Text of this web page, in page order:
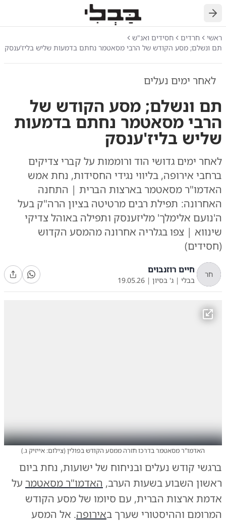
חזרה
ראשי חרדים
חסידים ואנ"ש
תם ונשלם; מסע הקודש של הרבי מסאטמר נחתם בדמעות שליש בליז'ענסק
לאחר ימים נעלים
תם ונשלם; מסע הקודש של
הרבי מסאטמר נחתם בדמעות
שליש בליז'ענסק
לאחר ימים גדושי הוד ורוממות על קברי צדיקים
ברחבי אירופה, בליווי נגידי החסידות, נחת אמש
האדמו"ר מסאטמר בארצות הברית | התחנה
האחרונה: תפילת רבים מרטיטה בציון הרה"ק בעל
ה'נועם אלימלך' מליזענסק ותפילה באוהל צדיקי
שינווא | צפו בגלריה אחרונה מהמסע הקדוש
(חסידים)
חר חיים רוזנבוים
בבלי | ג' בסיון |
19.05.26
האדמו"ר מסאטמר בדרכו חזרה ממסע הקודש בפולין(צילום: אייזיק ג.)
ברגשי קודש נעלים ובניחוח של ישועות, נחת ביום
ראשון השבוע בשעות הערב, האדמו"ר מסאטמר על
אדמת ארצות הברית, עם סיומו של מסע הקודש
המרומם וההיסטורי שערך באירופה. אל המסע